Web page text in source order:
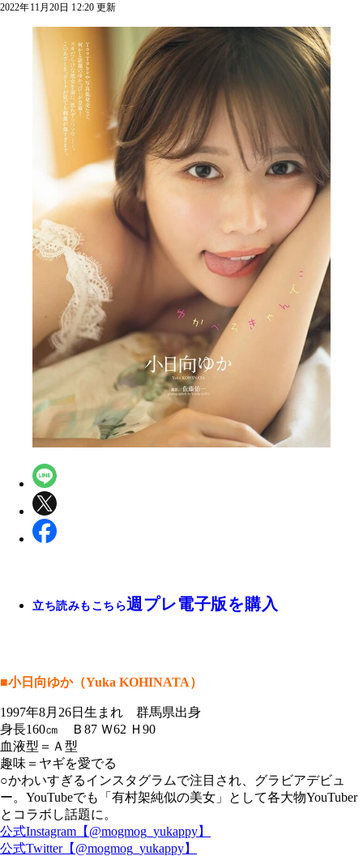
2022年11月20日 12:20 更新
立ち読みもこちら週プレ電子版を購入
■小日向ゆか（Yuka KOHINATA）
1997年8月26日生まれ 群馬県出身
身長160㎝ Ｂ87 Ｗ62 Ｈ90
血液型＝Ａ型
趣味＝ヤギを愛でる
○かわいすぎるインスタグラムで注目され、グラビアデビュ
ー。YouTubeでも「有村架純似の美女」として各大物YouTuber
とコラボし話題に。
公式Instagram【@mogmog_yukappy】
公式Twitter【@mogmog_yukappy】